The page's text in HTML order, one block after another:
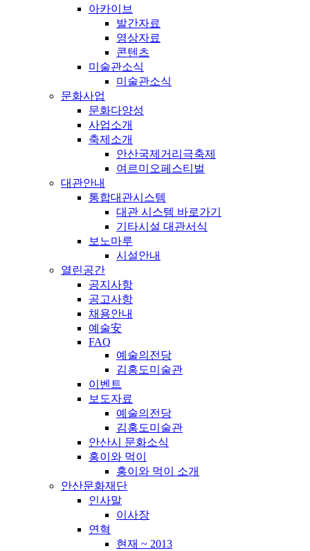
아카이브
발간자료
영상자료
콘텐츠
미술관소식
미술관소식
문화사업
문화다양성
사업소개
축제소개
안산국제거리극축제
여르미오페스티벌
대관안내
통합대관시스템
대관 시스템 바로가기
기타시설 대관서식
보노마루
시설안내
열린공간
공지사항
공고사항
채용안내
예술安
FAQ
예술의전당
김홍도미술관
이벤트
보도자료
예술의전당
김홍도미술관
안산시 문화소식
홍이와 먹이
홍이와 먹이 소개
안산문화재단
인사말
이사장
연혁
현재 ~ 2013